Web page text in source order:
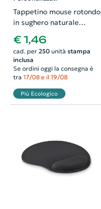
Tappetino mouse rotondo
in sughero naturale
€ 1,46
cad. per 250unità stampa
inclusa
Se ordini oggi la consegna è
tra 17/08 e il 19/08
Più Ecologico